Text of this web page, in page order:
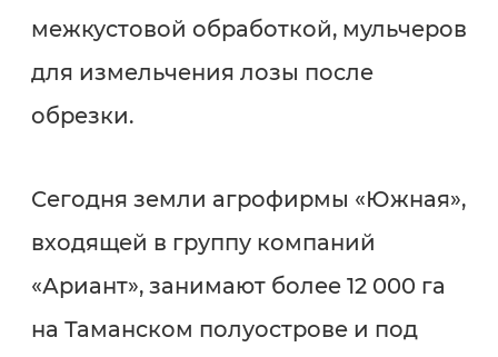
межкустовой обработкой, мульчеров
для измельчения лозы после
обрезки.
Сегодня земли агрофирмы «Южная»,
входящей в группу компаний
«Ариант», занимают более 12 000 га
на Таманском полуострове и под